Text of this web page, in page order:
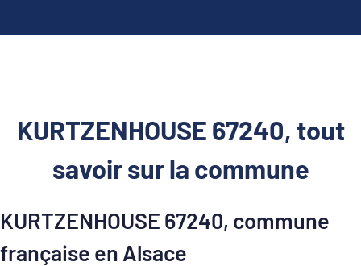
KURTZENHOUSE 67240, tout
savoir sur la commune
KURTZENHOUSE 67240, commune
française en Alsace